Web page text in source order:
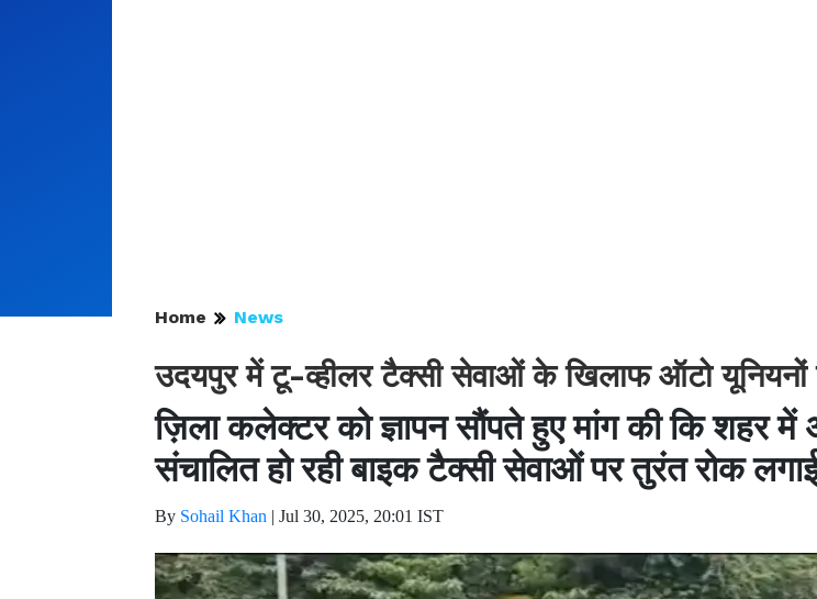
Home News
उदयपुर में टू-व्हीलर टैक्सी सेवाओं के खिलाफ ऑटो यूनियनों
ज़िला कलेक्टर को ज्ञापन सौंपते हुए मांग की कि शहर
संचालित हो रही बाइक टैक्सी सेवाओं पर तुरंत रोक
By Sohail Khan | Jul 30, 2025, 20:01 IST